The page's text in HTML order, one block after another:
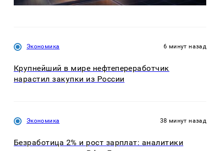
Экономика 6 минут назад
Крупнейший в мире нефтепереработчик
нарастил закупки из России
Экономика 38 минут назад
Безработица 2% и рост зарплат: аналитики